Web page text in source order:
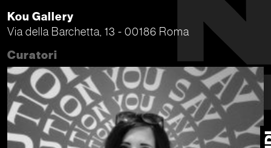
Kou Gallery
Via della Barchetta, 13 - 00186 Roma
Curatori